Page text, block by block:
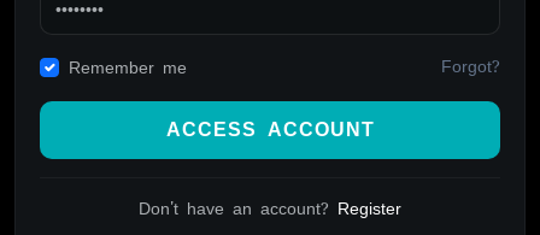
Remember me Forgot?
ACCESS ACCOUNT
Don't have an account? Register